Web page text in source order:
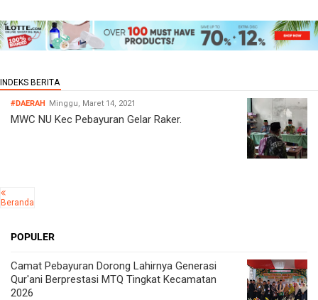
#DAERAH Minggu, Maret 14, 2021
MWC NU Kec Pebayuran Gelar Raker.
Beranda
POPULER
Camat Pebayuran Dorong Lahirnya Generasi
Qur'ani Berprestasi MTQ Tingkat Kecamatan
2026